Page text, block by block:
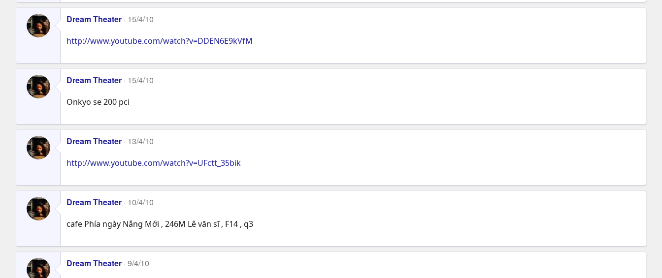
Dream Theater 15/4/10
http://www.youtube.com/watch?v=DDEN6E9kVfM
Dream Theater 15/4/10
Onkyo se 200 pci
Dream Theater 13/4/10
http://www.youtube.com/watch?v=UFctt_35bik
Dream Theater 10/4/10
cafe Phía ngày Nắng Mới , 246M Lê văn sĩ , F14 , q3
Dream Theater 9/4/10